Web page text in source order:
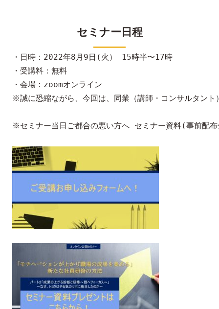
セミナー日程
・日時：2022年8月9日(火） 15時半〜17時
・受講料：無料
・会場：zoomオンライン
※誠に恐縮ながら、今回は、同業（講師・コンサルタン
※セミナー当日ご都合の悪い方へ セミナー資料(事前配